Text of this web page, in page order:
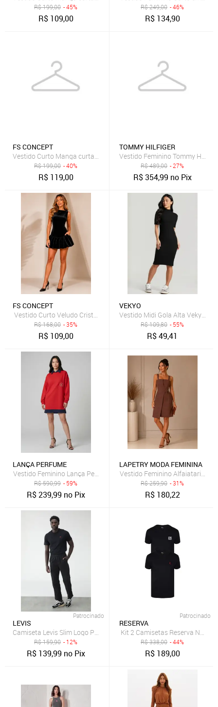
R$199,00 - 45%
R$ 109,00
R$249,00 - 46%
R$ 134,90
FS CONCEPT
Vestido Curto Manga curta Drapeado em Tule Estampa Bolinha
R$199,00 - 40%
R$ 119,00
TOMMY HILFIGER
Vestido Feminino Tommy
R$489,00 - 27%
R$354,99 no Pix
FS CONCEPT
Vestido Curto Veludo Cristal Balonê Sem Manga Festa Preto
R$168,00 - 35%
R$ 109,00
VEKYO
Vestido Midi Gola Alta Vekyo
R$109,80 - 55%
R$49,41
LANÇA PERFUME
Vestido Feminino Lança Perfume Moletom Curto Oversized
R$590,99 - 59%
R$239,99 no Pix
LAPETRY MODA FEMININA
R$259,90 - 31%
R$ 180,22
Patrocinado
LEVIS
Camiseta Levis Slim Logo Preta
R$159,90 - 12%
R$ 139,99 no Pix
Patrocinado
RESERVA
Kit 2 Camisetas Reserva
R$338,00 - 44%
R$ 189,00